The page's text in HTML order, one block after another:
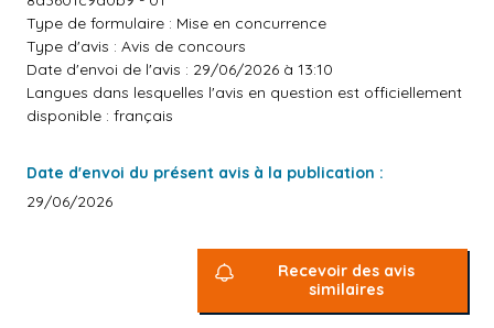
Type de formulaire : Mise en concurrence
Type d'avis : Avis de concours
Date d'envoi de l'avis : 29/06/2026 à 13:10
Langues dans lesquelles l'avis en question est officiellement
disponible : français
Date d'envoi du présent avis à la publication :
29/06/2026
Recevoir des avis
similaires